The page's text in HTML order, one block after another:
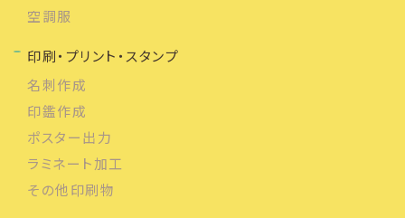
空調服
印刷・プリント・スタンプ
名刺作成
印鑑作成
ポスター出力
ラミネート加工
その他印刷物